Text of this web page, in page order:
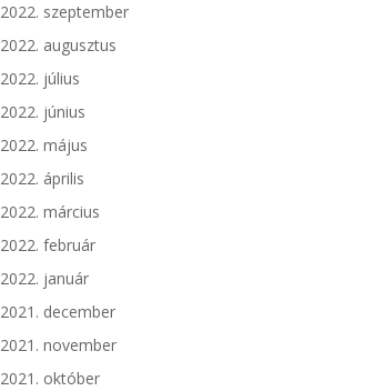
2022. szeptember
2022. augusztus
2022. július
2022. június
2022. május
2022. április
2022. március
2022. február
2022. január
2021. december
2021. november
2021. október